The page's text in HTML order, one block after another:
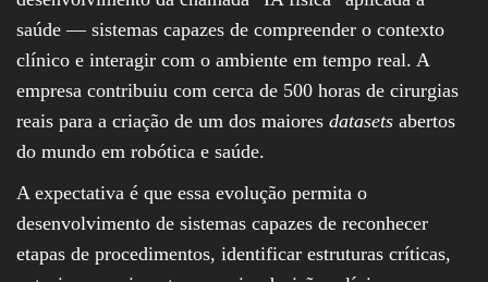
saúde — sistemas capazes de compreender o contexto
clínico e interagir com o ambiente em tempo real. A
empresa contribuiu com cerca de 500 horas de cirurgias
reais para a criação de um dos maiores datasets abertos
do mundo em robótica e saúde.
A expectativa é que essa evolução permita o
desenvolvimento de sistemas capazes de reconhecer
etapas de procedimentos, identificar estruturas críticas,